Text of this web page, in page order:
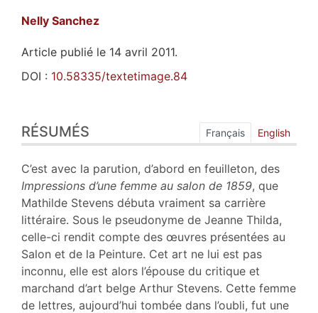
Nelly Sanchez
Article publié le 14 avril 2011.
DOI : 10.58335/textetimage.84
Index
Plan
Texte
Notes
Citer cet article
Auteur
RÉSUMÉS Français English
C’est avec la parution, d’abord en feuilleton, des
Impressions d’une femme au salon de 1859, que
Mathilde Stevens débuta vraiment sa carrière
littéraire. Sous le pseudonyme de Jeanne Thilda,
celle-ci rendit compte des œuvres présentées au
Salon et de la Peinture. Cet art ne lui est pas
inconnu, elle est alors l’épouse du critique et
marchand d’art belge Arthur Stevens. Cette femme
de lettres, aujourd’hui tombée dans l’oubli, fut une